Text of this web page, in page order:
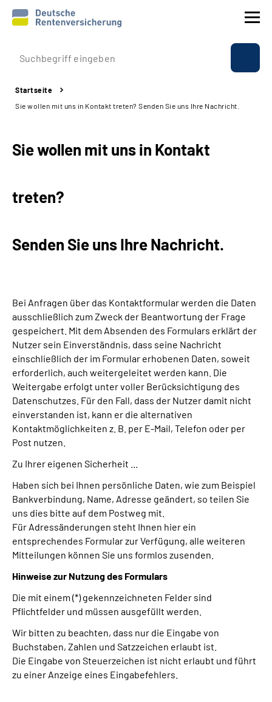
Prävention
Reha
Experten
Suche
Language
Inhalte in Gebärdensprache (DGS)
Leichte Sprache
Startseite
Sie wollen mit uns in Kontakt treten? Senden Sie uns Ihre Nachricht.
Sie wollen mit uns in Kontakt
treten?
Senden Sie uns Ihre Nachricht.
Bei Anfragen über das Kontaktformular werden die Daten
ausschließlich zum Zweck der Beantwortung der Frage
gespeichert. Mit dem Absenden des Formulars erklärt der
Nutzer sein Einverständnis, dass seine Nachricht
einschließlich der im Formular erhobenen Daten, soweit
erforderlich, auch weitergeleitet werden kann. Die
Weitergabe erfolgt unter voller Berücksichtigung des
Datenschutzes. Für den Fall, dass der Nutzer damit nicht
einverstanden ist, kann er die alternativen
Kontaktmöglichkeiten z. B. per E-Mail, Telefon oder per
Post nutzen.
Zu Ihrer eigenen Sicherheit ...
Haben sich bei Ihnen persönliche Daten, wie zum Beispiel
Bankverbindung, Name, Adresse geändert, so teilen Sie
uns dies bitte auf dem Postweg mit.
Für Adressänderungen steht Ihnen hier ein
entsprechendes Formular zur Verfügung, alle weiteren
Mitteilungen können Sie uns formlos zusenden.
Hinweise zur Nutzung des Formulars
Die mit einem (*) gekennzeichneten Felder sind
Pflichtfelder und müssen ausgefüllt werden.
Wir bitten zu beachten, dass nur die Eingabe von
Buchstaben, Zahlen und Satzzeichen erlaubt ist.
Die Eingabe von Steuerzeichen ist nicht erlaubt und führt
zu einer Anzeige eines Eingabefehlers.